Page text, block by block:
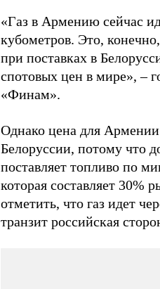
«Газ в Армению сейчас
кубометров. Это,
при поставках в
спотовых цен в мире», –
«Финам».
Однако цена для
Белоруссии, потому что
поставляет топливо по
которая составляет 30%
отметить, что газ идет
транзит российская